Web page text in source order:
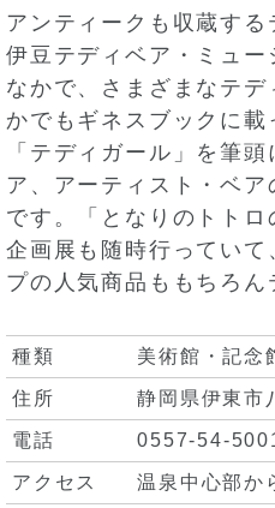
アンティークも収蔵する
伊豆テディベア・ミュ
なかで、さまざまなテ
かでもギネスブックに
「テディガール」を筆
ア、アーティスト・ベ
です。「となりのトト
企画展も随時行っていて
プの人気商品ももちろん
種類 美術館・記念
住所 静岡県伊東市
電話 0557-54-
アクセス 温泉中心部か